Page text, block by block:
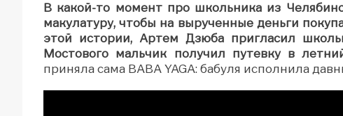
В какой-то момент про школьника из
макулатуру, чтобы на вырученные деньги
этой истории, Артем Дзюба пригласил
Мостового мальчик получил путевку в
приняла сама BABA YAGA: бабуля исполнила